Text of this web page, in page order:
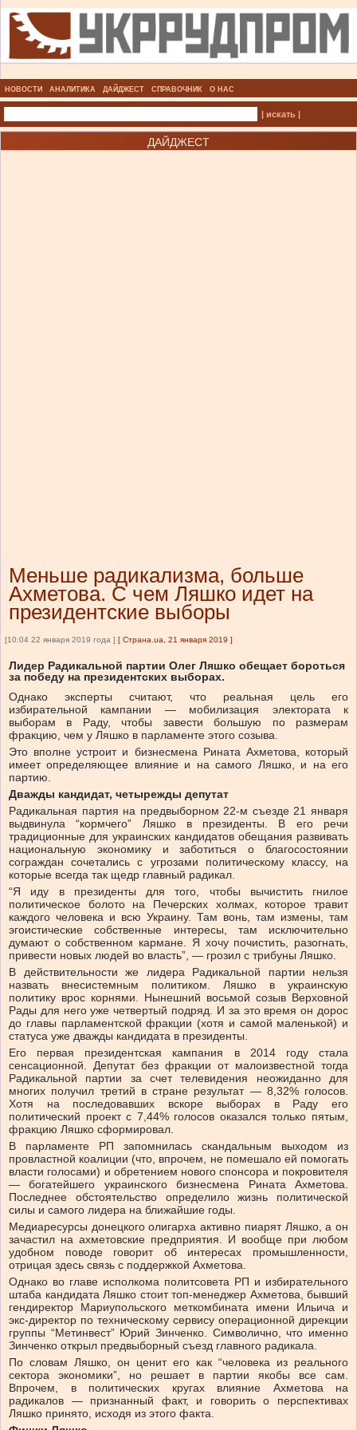
НОВОСТИ АНАЛИТИКА ДАЙДЖЕСТ СПРАВОЧНИК О НАС
| искать |
ДАЙДЖЕСТ
Меньше радикализма, больше
Ахметова. С чем Ляшко идет на
президентские выборы
[10:04 22 января 2019 года ] [ Страна.ua, 21 января 2019 ]
Лидер Радикальной партии Олег Ляшко обещает бороться
за победу на президентских выборах.
Однако эксперты считают, что реальная цель его
избирательной кампании — мобилизация электората к
выборам в Раду, чтобы завести большую по размерам
фракцию, чем у Ляшко в парламенте этого созыва.
Это вполне устроит и бизнесмена Рината Ахметова, который
имеет определяющее влияние и на самого Ляшко, и на его
партию.
Дважды кандидат, четырежды депутат
Радикальная партия на предвыборном 22-м съезде 21 января
выдвинула “кормчего” Ляшко в президенты. В его речи
традиционные для украинских кандидатов обещания развивать
национальную экономику и заботиться о благосостоянии
сограждан сочетались с угрозами политическому классу, на
которые всегда так щедр главный радикал.
“Я иду в президенты для того, чтобы вычистить гнилое
политическое болото на Печерских холмах, которое травит
каждого человека и всю Украину. Там вонь, там измены, там
эгоистические собственные интересы, там исключительно
думают о собственном кармане. Я хочу почистить, разогнать,
привести новых людей во власть”, — грозил с трибуны Ляшко.
В действительности же лидера Радикальной партии нельзя
назвать внесистемным политиком. Ляшко в украинскую
политику врос корнями. Нынешний восьмой созыв Верховной
Рады для него уже четвертый подряд. И за это время он дорос
до главы парламентской фракции (хотя и самой маленькой) и
статуса уже дважды кандидата в президенты.
Его первая президентская кампания в 2014 году стала
сенсационной. Депутат без фракции от малоизвестной тогда
Радикальной партии за счет телевидения неожиданно для
многих получил третий в стране результат — 8,32% голосов.
Хотя на последовавших вскоре выборах в Раду его
политический проект с 7,44% голосов оказался только пятым,
фракцию Ляшко сформировал.
В парламенте РП запомнилась скандальным выходом из
провластной коалиции (что, впрочем, не помешало ей помогать
власти голосами) и обретением нового спонсора и покровителя
— богатейшего украинского бизнесмена Рината Ахметова.
Последнее обстоятельство определило жизнь политической
силы и самого лидера на ближайшие годы.
Медиаресурсы донецкого олигарха активно пиарят Ляшко, а он
зачастил на ахметовские предприятия. И вообще при любом
удобном поводе говорит об интересах промышленности,
отрицая здесь связь с поддержкой Ахметова.
Однако во главе исполкома политсовета РП и избирательного
штаба кандидата Ляшко стоит топ-менеджер Ахметова, бывший
гендиректор Мариупольского меткомбината имени Ильича и
экс-директор по техническому сервису операционной дирекции
группы “Метинвест” Юрий Зинченко. Символично, что именно
Зинченко открыл предвыборный съезд главного радикала.
По словам Ляшко, он ценит его как “человека из реального
сектора экономики”, но решает в партии якобы все сам.
Впрочем, в политических кругах влияние Ахметова на
радикалов — признанный факт, и говорить о перспективах
Ляшко принято, исходя из этого факта.